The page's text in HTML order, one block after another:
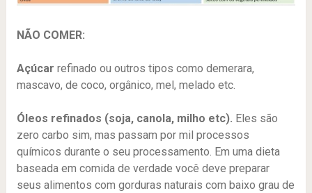
NÃO COMER:
Açúcar refinado ou outros tipos como demerara,
mascavo, de coco, orgânico, mel, melado etc.
Óleos refinados (soja, canola, milho etc). Eles são
zero carbo sim, mas passam por mil processos
químicos durante o seu processamento. Em uma dieta
baseada em comida de verdade você deve preparar
seus alimentos com gorduras naturais com baixo grau de